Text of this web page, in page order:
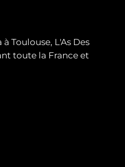
Toulouse, L'As Des
toute la France et